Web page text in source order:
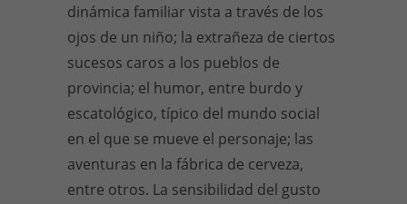
dinámica familiar vista a través de los
ojos de un niño; la extrañeza de ciertos
sucesos caros a los pueblos de
provincia; el humor, entre burdo y
escatológico, típico del mundo social
en el que se mueve el personaje; las
aventuras en la fábrica de cerveza,
entre otros. La sensibilidad del gusto